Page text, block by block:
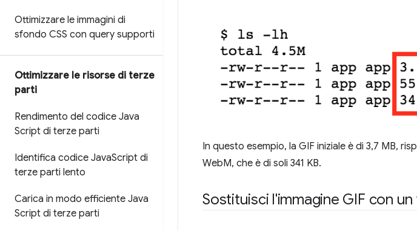
Ottimizzare le immagini di
sfondo CSS con query supporti
Ottimizzare le risorse di terze
parti
Rendimento del codice Java
Script di terze parti
Identifica codice JavaScript di
terze parti lento
Carica in modo efficiente Java
Script di terze parti
In questo esempio, la GIF iniziale è di 3,7 MB,
WebM, che è di soli 341 KB.
Sostituisci l'immagine GIF con